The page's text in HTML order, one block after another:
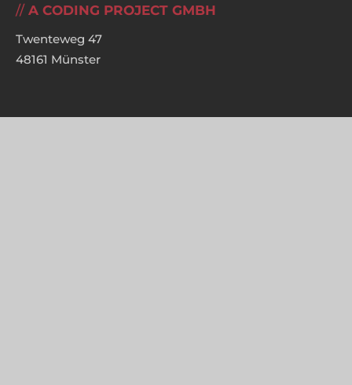
A CODING PROJECT GMBH
Twenteweg 47
48161 Münster